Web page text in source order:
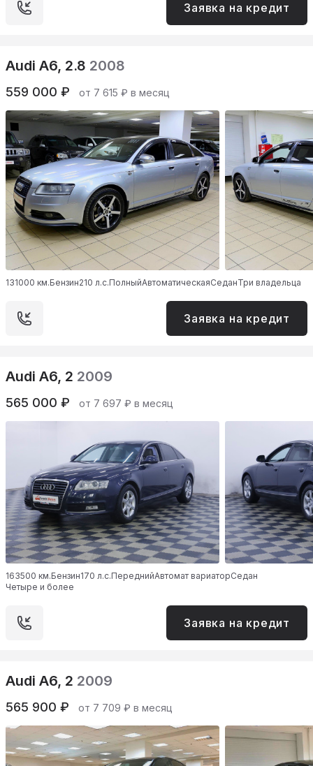
Заявка на кредит
Audi A6, 2.8 2008
559 000 ₽ от 7 615 ₽ в месяц
131000 км.Бензин210 л.с.ПолныйАвтоматическаяСеданТри владельца
Заявка на кредит
Audi A6, 2 2009
565 000 ₽ от 7 697 ₽ в месяц
163500 км.Бензин170 л.с.ПереднийАвтомат вариаторСедан
Четыре и более
Заявка на кредит
Audi A6, 2 2009
565 900 ₽ от 7 709 ₽ в месяц